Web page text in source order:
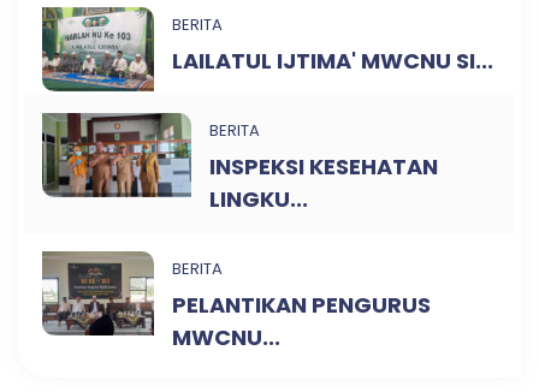
BERITA
LAILATUL IJTIMA' MWCNU SI...
BERITA
INSPEKSI KESEHATAN
LINGKU...
BERITA
PELANTIKAN PENGURUS
MWCNU...